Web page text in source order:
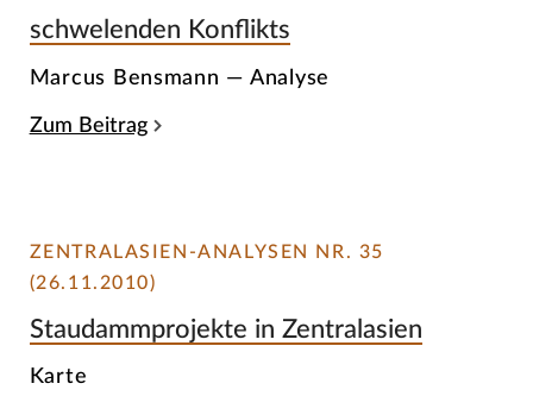
schwelenden Konflikts
Marcus Bensmann — Analyse
Zum Beitrag
ZENTRALASIEN-ANALYSEN NR. 35
(26.11.2010)
Staudammprojekte in Zentralasien
Karte